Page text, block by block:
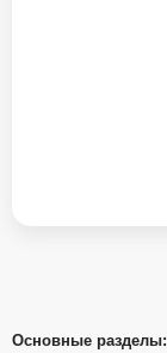
Основные разделы: